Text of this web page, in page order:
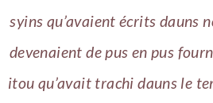
syins qu’avaient écrits dauns
devenaient de pus en pus
itou qu’avait trachi dauns le